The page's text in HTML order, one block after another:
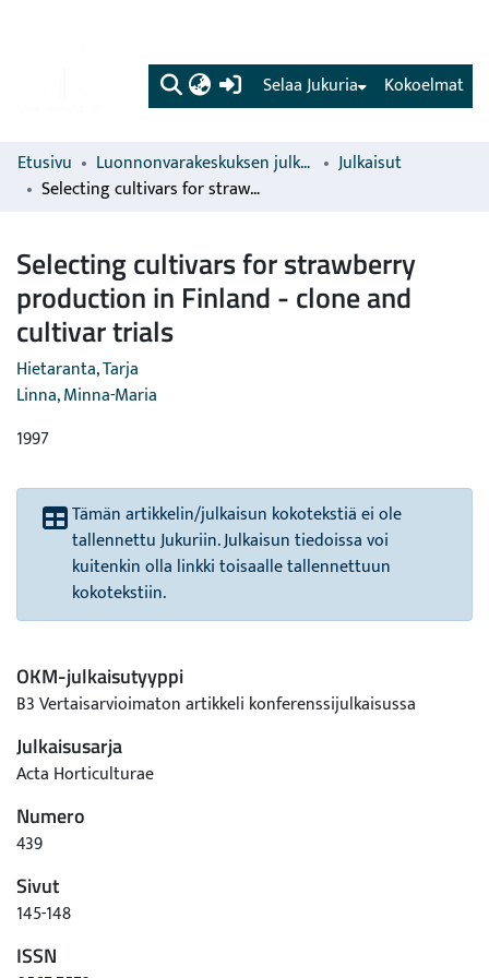
(current) Kokoelmat
Selaa Jukuria
Etusivu Luonnonvarakeskuksen julkaisut
Julkaisut
Selecting cultivars for strawberry production in Finland - clone and cultivar trials
Selecting cultivars for strawberry
production in Finland - clone and
cultivar trials
Hietaranta, Tarja
Linna, Minna-Maria
1997
Tämän artikkelin/julkaisun kokotekstiä ei ole
tallennettu Jukuriin. Julkaisun tiedoissa voi
kuitenkin olla linkki toisaalle tallennettuun
kokotekstiin.
OKM-julkaisutyyppi
B3 Vertaisarvioimaton artikkeli konferenssijulkaisussa
Julkaisusarja
Acta Horticulturae
Numero
439
Sivut
145-148
ISSN